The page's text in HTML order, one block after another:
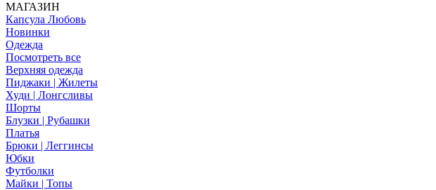
МАГАЗИН
Капсула Любовь
Новинки
Одежда
Посмотреть все
Верхняя одежда
Пиджаки | Жилеты
Худи | Лонгсливы
Шорты
Блузки | Рубашки
Платья
Брюки | Леггинсы
Юбки
Футболки
Майки | Топы